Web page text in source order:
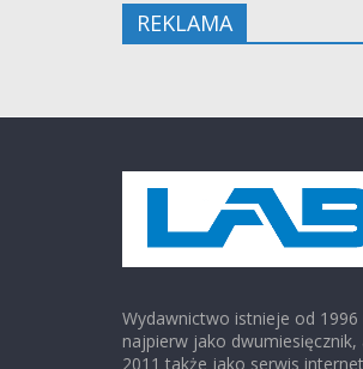
REKLAMA
Wydawnictwo istnieje od 1996
najpierw jako dwumiesięcznik,
2011 także jako serwis